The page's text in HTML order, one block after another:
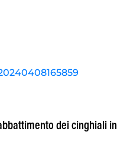
dei cinghiali in